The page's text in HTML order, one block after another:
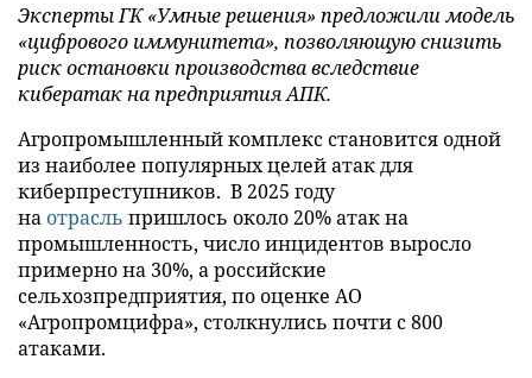
Эксперты ГК «Умные решения» предложили модель
«цифрового иммунитета», позволяющую снизить
риск остановки производства вследствие
кибератак на предприятия АПК.
Агропромышленный комплекс становится одной
из наиболее популярных целей атак для
киберпреступников. В 2025 году
на отрасль пришлось около 20% атак на
промышленность, число инцидентов выросло
примерно на 30%, а российские
сельхозпредприятия, по оценке АО
«Агропромцифра», столкнулись почти с 800
атаками.